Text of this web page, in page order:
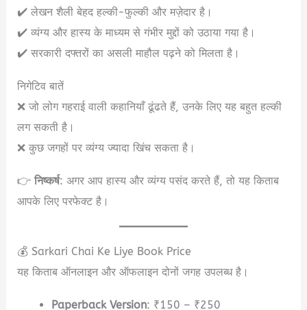
✔️ लेखन शैली बेहद हल्की-फुल्की और मज़ेदार है।
✔️ व्यंग्य और हास्य के माध्यम से गंभीर मुद्दों को उठाया गया है।
✔️ सरकारी दफ्तरों का असली माहौल पढ़ने को मिलता है।
निगेटिव बातें
❌ जो लोग गहराई वाली कहानियाँ ढूंढते हैं, उनके लिए यह बहुत हल्की
लग सकती है।
❌ कुछ जगहों पर व्यंग्य ज्यादा खिंच सकता है।
👉निष्कर्ष: अगर आप हास्य और व्यंग्य पसंद करते हैं, तो यह किताब
आपके लिए परफेक्ट है।
💰 Sarkari Chai Ke Liye Book Price
यह किताब ऑनलाइन और ऑफलाइन दोनों जगह उपलब्ध है।
Paperback Version: ₹150 – ₹250